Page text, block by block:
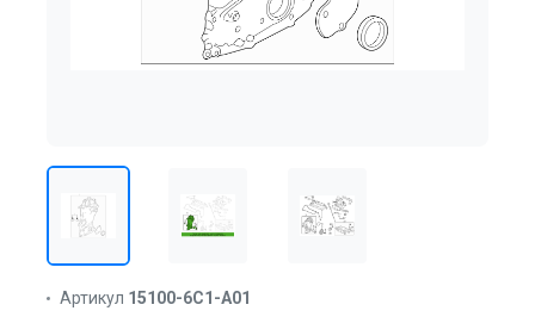
Артикул 15100-6C1-A01